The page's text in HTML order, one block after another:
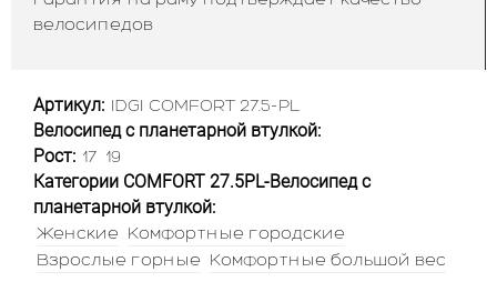
велосипедов
Артикул: IDGI COMFORT 27.5-PL
Велосипед с планетарной втулкой:
Рост: 17 19
Категории COMFORT 27.5PL-Велосипед с
планетарной втулкой:
Женские Комфортные городские
Взрослые горные Комфортные большой вес